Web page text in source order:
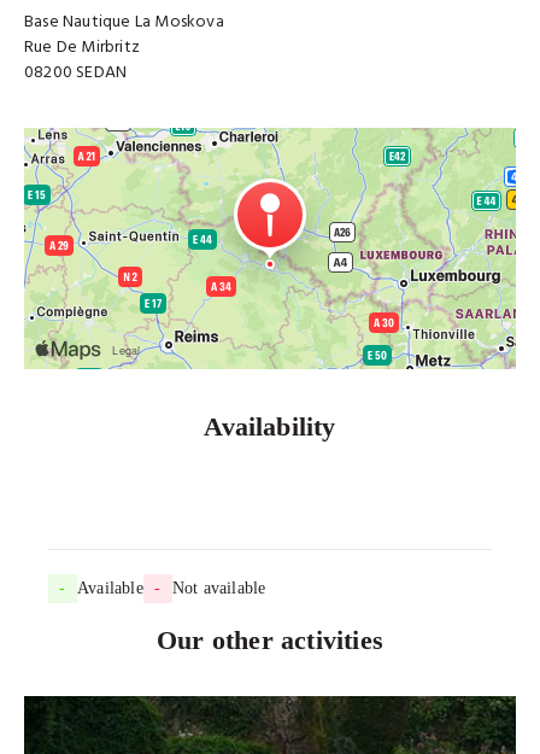
Base Nautique La Moskova
Rue De Mirbritz
08200 SEDAN
Availability
- Available - Not available
Our other activities